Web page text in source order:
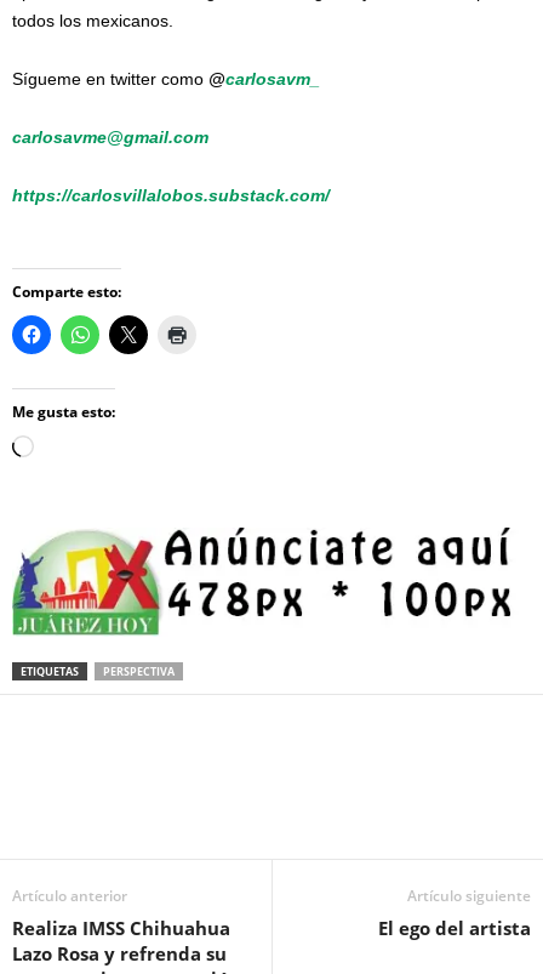
todos los mexicanos.
Sígueme en twitter como @carlosavm_
carlosavme@gmail.com
https://carlosvillalobos.substack.com/
Comparte esto:
Me gusta esto:
Loading…
ETIQUETAS PERSPECTIVA
Artículo anterior
Realiza IMSS Chihuahua
Lazo Rosa y refrenda su
Artículo siguiente
El ego del artista